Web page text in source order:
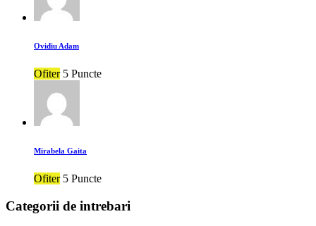
Ovidiu Adam
Ofiter 5 Puncte
Mirabela Gaita
Ofiter 5 Puncte
Categorii de intrebari